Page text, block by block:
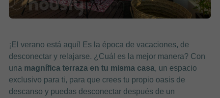
¡El verano está aquí! Es la época de vacaciones, de
desconectar y relajarse. ¿Cuál es la mejor manera? Con
una magnífica terraza en tu misma casa, un espacio
exclusivo para ti, para que crees tu propio oasis de
descanso y puedas desconectar después de un